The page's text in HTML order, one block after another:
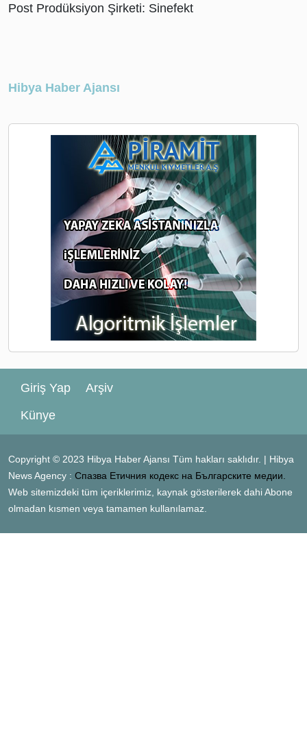
Post Prodüksiyon Şirketi: Sinefekt
Hibya Haber Ajansı
Giriş Yap
Arşiv
Künye
Copyright © 2023 Hibya Haber Ajansı Tüm hakları saklıdır. | Hibya
News Agency : Спазва Етичния кодекс на Българските медии.
Web sitemizdeki tüm içeriklerimiz, kaynak gösterilerek dahi Abone
olmadan kısmen veya tamamen kullanılamaz.